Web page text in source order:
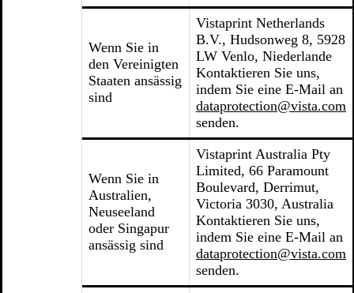
Wenn Sie in
den Vereinigten
Staaten ansässig
sind
Vistaprint Netherlands
B.V., Hudsonweg 8, 5928
LW Venlo, Niederlande
Kontaktieren Sie uns,
indem Sie eine E-Mail an
dataprotection@vista.com
senden.
Wenn Sie in
Australien,
Neuseeland
oder Singapur
ansässig sind
Vistaprint Australia Pty
Limited, 66 Paramount
Boulevard, Derrimut,
Victoria 3030, Australia
Kontaktieren Sie uns,
indem Sie eine E-Mail an
dataprotection@vista.com
senden.